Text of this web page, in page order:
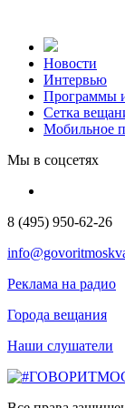
Новости
Интервью
Программы
Сетка
Мобильное
Мы в соцсетях
8 (495) 950-62-26
Реклама на радио
Города вещания
Наши слушатели